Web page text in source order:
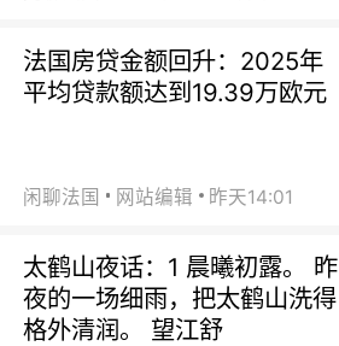
法国房贷金额回升：2025年
平均贷款额达到19.39万欧元
闲聊法国 网站编辑 昨天14:01
太鹤山夜话：1 晨曦初露。 昨
夜的一场细雨，把太鹤山洗得
格外清润。 望江舒